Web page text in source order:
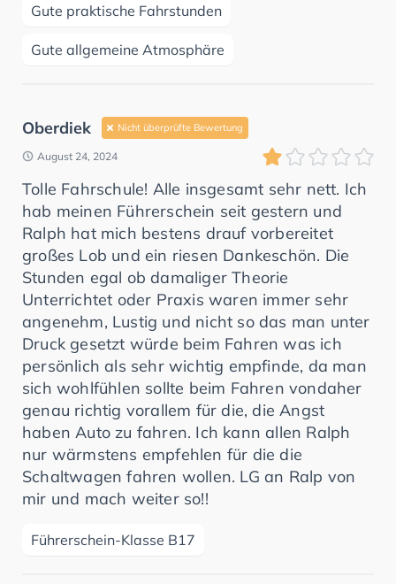
Gute praktische Fahrstunden
Gute allgemeine Atmosphäre
Oberdiek Nicht überprüfte Bewertung
August 24, 2024
Tolle Fahrschule! Alle insgesamt sehr nett. Ich
hab meinen Führerschein seit gestern und
Ralph hat mich bestens drauf vorbereitet
großes Lob und ein riesen Dankeschön. Die
Stunden egal ob damaliger Theorie
Unterrichtet oder Praxis waren immer sehr
angenehm, Lustig und nicht so das man unter
Druck gesetzt würde beim Fahren was ich
persönlich als sehr wichtig empfinde, da man
sich wohlfühlen sollte beim Fahren vondaher
genau richtig vorallem für die, die Angst
haben Auto zu fahren. Ich kann allen Ralph
nur wärmstens empfehlen für die die
Schaltwagen fahren wollen. LG an Ralp von
mir und mach weiter so!!
Führerschein-Klasse B17